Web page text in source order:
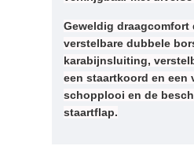
Geweldig draagcomfort
verstelbare dubbele
karabijnsluiting,
een staartkoord en een
schopplooi en de
staartflap.